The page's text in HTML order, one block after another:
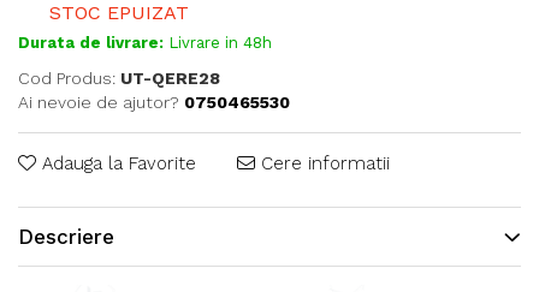
STOC EPUIZAT
Durata de livrare: Livrare in 48h
Cod Produs: UT-QERE28
Ai nevoie de ajutor? 0750465530
Adauga la Favorite Cere informatii
Descriere